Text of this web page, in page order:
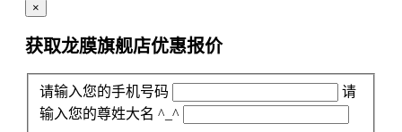
×
获取龙膜旗舰店优惠报价
请输入您的手机号码
请
输入您的尊姓大名 ^_^